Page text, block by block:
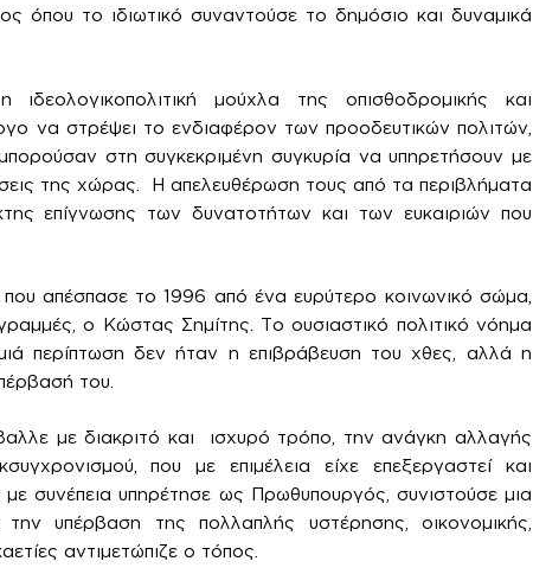
όπου το ιδιωτικό συναντούσε το δημόσιο και δυναμικά
μούχλα της οπισθοδρομικής και
να στρέψει το ενδιαφέρον των προοδευτικών πολιτών,
στη συγκεκριμένη συγκυρία να υπηρετήσουν με
της χώρας. Η απελευθέρωση τους από τα περιβλήματα
επίγνωσης των δυνατοτήτων και των ευκαιριών που
απέσπασε το 1996 από ένα ευρύτερο κοινωνικό σώμα,
ο Κώστας Σημίτης. Το ουσιαστικό πολιτικό νόημα
περίπτωση δεν ήταν η επιβράβευση του χθες, αλλά η
του.
με διακριτό και ισχυρό τρόπο, την ανάγκη αλλαγής
που με επιμέλεια είχε επεξεργαστεί και
με συνέπεια υπηρέτησε ως Πρωθυπουργός, συνιστούσε μια
υπέρβαση της πολλαπλής υστέρησης, οικονομικής,
αντιμετώπιζε ο τόπος.